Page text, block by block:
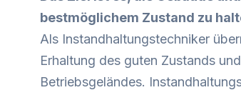
bestmöglichem Zustand zu
Als Instandhaltungstechniker
Erhaltung des guten Zustands
Betriebsgeländes.